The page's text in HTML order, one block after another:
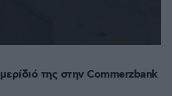
της στην Commerzbank